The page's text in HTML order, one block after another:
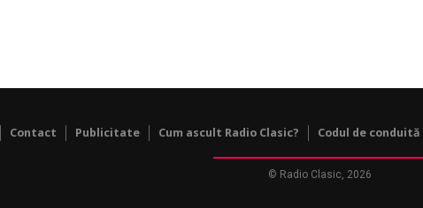
Contact Publicitate Cum ascult Radio Clasic? Codul de conduită
© Radio Clasic, 2026